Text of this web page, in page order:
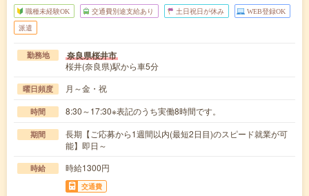
職種未経験OK 交通費別途支給あり 土日祝日が休み WEB登録OK
派遣
勤務地 奈良県桜井市
桜井(奈良県)駅から車5分
曜日頻度 月～金・祝
時間 8:30～17:30※表記のうち実働8時間です。
期間
長期【ご応募から1週間以内(最短2日目)のスピード就業が可
能】即日～
時給 時給1300円
交通費